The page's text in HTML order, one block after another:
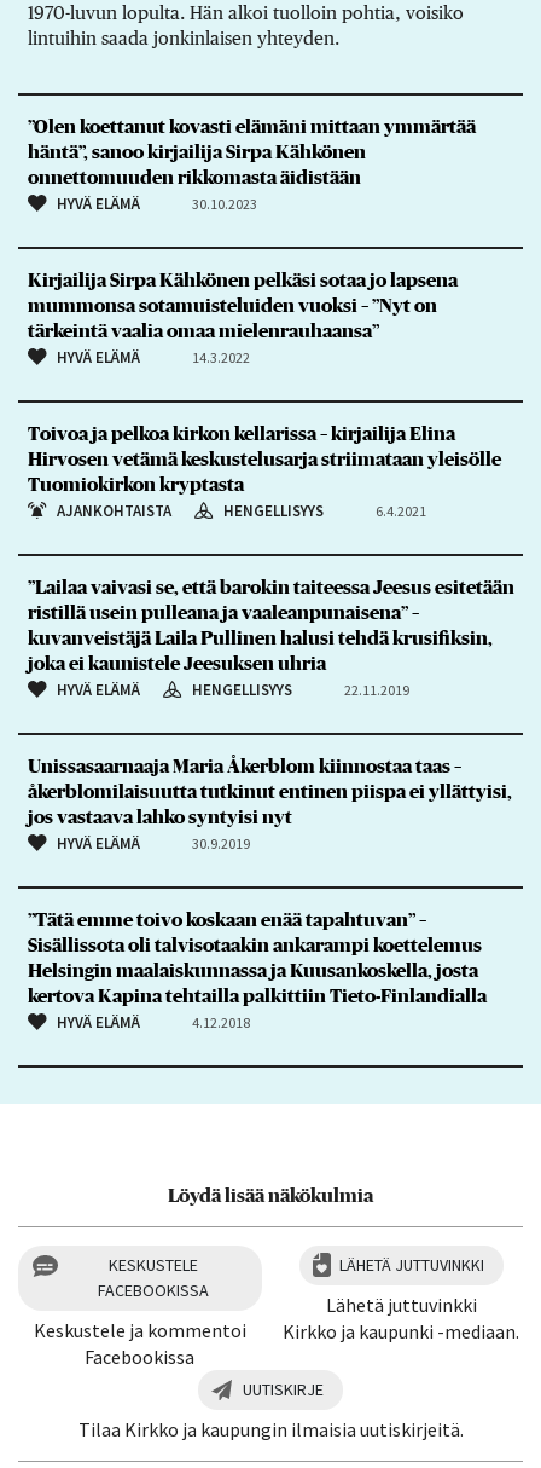
1970-luvun lopulta. Hän alkoi tuolloin pohtia, voisiko
lintuihin saada jonkinlaisen yhteyden.
”Olen koettanut kovasti elämäni mittaan ymmärtää
häntä”, sanoo kirjailija Sirpa Kähkönen
onnettomuuden rikkomasta äidistään
HYVÄ ELÄMÄ 30.10.2023
Kirjailija Sirpa Kähkönen pelkäsi sotaa jo lapsena
mummonsa sotamuisteluiden vuoksi – ”Nyt on
tärkeintä vaalia omaa mielenrauhaansa”
HYVÄ ELÄMÄ 14.3.2022
Toivoa ja pelkoa kirkon kellarissa – kirjailija Elina
Hirvosen vetämä keskustelusarja striimataan yleisölle
Tuomiokirkon kryptasta
AJANKOHTAISTA HENGELLISYYS 6.4.2021
”Lailaa vaivasi se, että barokin taiteessa Jeesus esitetään
ristillä usein pulleana ja vaaleanpunaisena” –
kuvanveistäjä Laila Pullinen halusi tehdä krusifiksin,
joka ei kaunistele Jeesuksen uhria
HYVÄ ELÄMÄ HENGELLISYYS 22.11.2019
Unissasaarnaaja Maria Åkerblom kiinnostaa taas –
åkerblomilaisuutta tutkinut entinen piispa ei yllättyisi,
jos vastaava lahko syntyisi nyt
HYVÄ ELÄMÄ 30.9.2019
”Tätä emme toivo koskaan enää tapahtuvan” –
Sisällissota oli talvisotaakin ankarampi koettelemus
Helsingin maalaiskunnassa ja Kuusankoskella, josta
kertova Kapina tehtailla palkittiin Tieto-Finlandialla
HYVÄ ELÄMÄ 4.12.2018
Löydä lisää näkökulmia
KESKUSTELE
FACEBOOKISSA
Keskustele ja kommentoi
Facebookissa
LÄHETÄ JUTTUVINKKI
Lähetä juttuvinkki
Kirkko ja kaupunki -mediaan.
UUTISKIRJE
Tilaa Kirkko ja kaupungin ilmaisia uutiskirjeitä.